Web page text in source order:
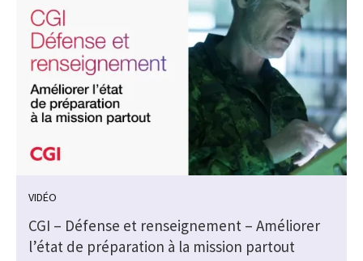
VIDÉO
CGI – Défense et renseignement – Améliorer
l’état de préparation à la mission partout